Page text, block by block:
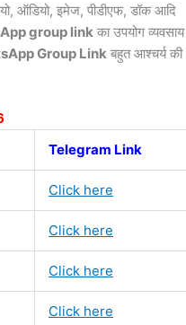
ऑडियो, इमेज, पीडीएफ, डॉक आदि
group link का उपयोग व्यवसाय
Group Link बहुत आश्चर्य की
Telegram Link
Click here
Click here
Click here
Click here